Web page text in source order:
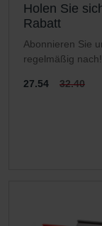
Holen Sie
Rabatt
Abonnieren Sie
regelmäßig
27.54 32.40